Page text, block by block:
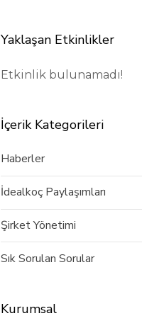
Yaklaşan Etkinlikler
Etkinlik bulunamadı!
İçerik Kategorileri
Haberler
İdealkoç Paylaşımları
Şirket Yönetimi
Sık Sorulan Sorular
Kurumsal